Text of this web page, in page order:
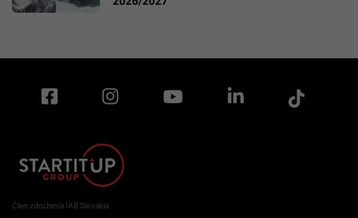
Člen združenia IAB Slovakia